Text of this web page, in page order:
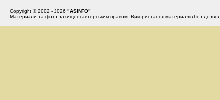
Copyright © 2002 - 2026 "ASINFO"
Материали та фото захищені авторським правом. Використання материалів без